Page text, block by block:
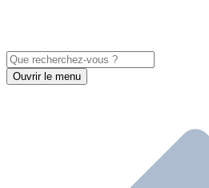
Ouvrir le menu